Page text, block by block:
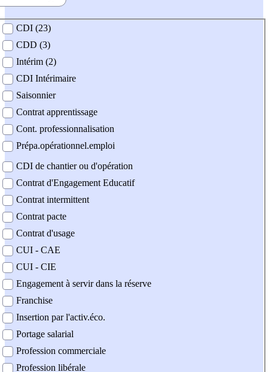
contrat
CDI (23)
CDD (3)
Intérim (2)
CDI Intérimaire
Saisonnier
Contrat apprentissage
Cont. professionnalisation
Prépa.opérationnel.emploi
CDI de chantier ou d'opération
Contrat d'Engagement Educatif
Contrat intermittent
Contrat pacte
Contrat d'usage
CUI - CAE
CUI - CIE
Engagement à servir dans la réserve
Franchise
Insertion par l'activ.éco.
Portage salarial
Profession commerciale
Profession libérale